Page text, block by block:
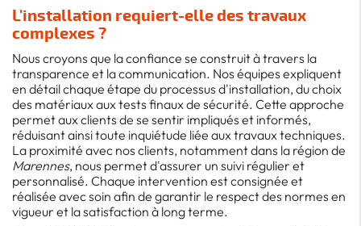
L'installation requiert-elle des travaux
complexes ?
Nous croyons que la confiance se construit à travers la
transparence et la communication. Nos équipes expliquent
en détail chaque étape du processus d'installation, du choix
des matériaux aux tests finaux de sécurité. Cette approche
permet aux clients de se sentir impliqués et informés,
réduisant ainsi toute inquiétude liée aux travaux techniques.
La proximité avec nos clients, notamment dans la région de
Marennes, nous permet d'assurer un suivi régulier et
personnalisé. Chaque intervention est consignée et
réalisée avec soin afin de garantir le respect des normes en
vigueur et la satisfaction à long terme.